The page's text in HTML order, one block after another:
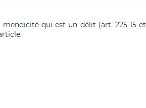
qui est un délit (art. 225-15 et